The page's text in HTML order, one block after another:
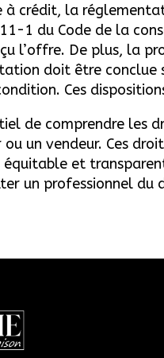
à crédit, la
1 du Code de la
l’offre. De plus, la
doit être conclue
Ces
de comprendre les
ou un vendeur. Ces
équitable et
un professionnel